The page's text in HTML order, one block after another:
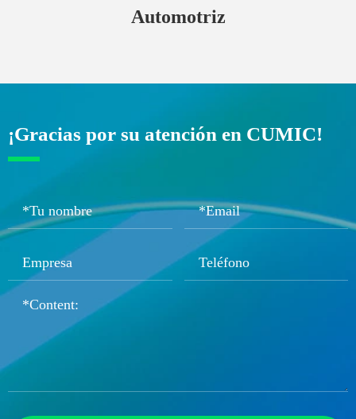
Automotriz
¡Gracias por su atención en CUMIC!